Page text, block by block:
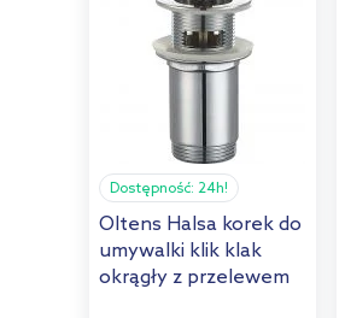
Dostępność: 24h!
Oltens Halsa korek do
umywalki klik klak
okrągły z przelewem